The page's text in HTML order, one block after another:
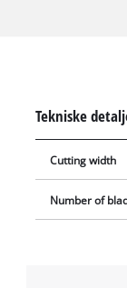
originale Einhell-
Tekniske
Cutting width
Number of